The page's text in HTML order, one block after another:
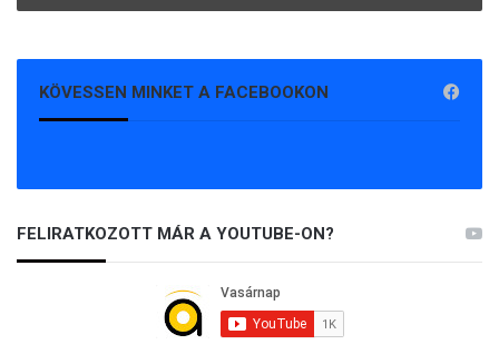
KÖVESSEN MINKET A FACEBOOKON
FELIRATKOZOTT MÁR A YOUTUBE-ON?